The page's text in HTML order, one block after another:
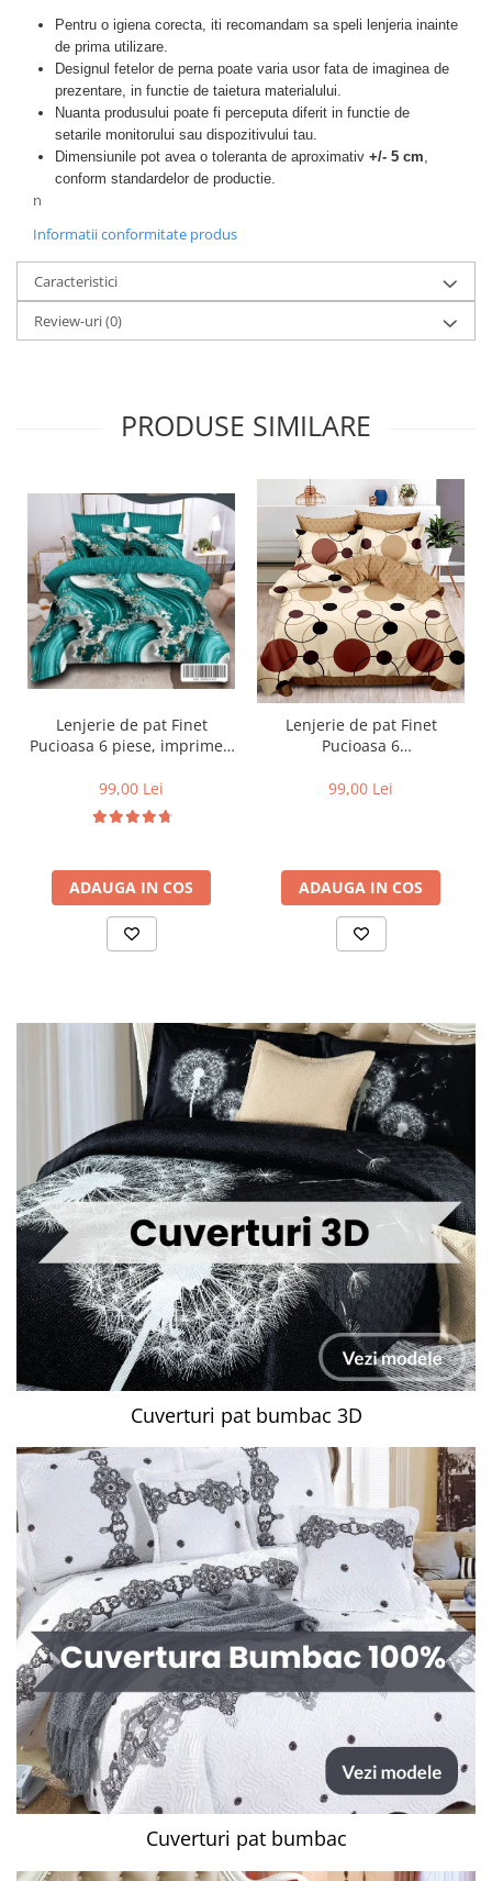
Pentru o igiena corecta, iti recomandam sa speli lenjeria inainte
de prima utilizare.
Designul fetelor de perna poate varia usor fata de imaginea de
prezentare, in functie de taietura materialului.
Nuanta produsului poate fi perceputa diferit in functie de
setarile monitorului sau dispozitivului tau.
Dimensiunile pot avea o toleranta de aproximativ +/- 5 cm
conform standardelor de productie.
n
Informatii conformitate produs
Caracteristici
Review-uri(0)
PRODUSE SIMILARE
Lenjerie de pat Finet
Pucioasa 6 piese, imprimeu
alb și auriu-R619
99,00 Lei
ADAUGA IN COS
Lenjerie de pat Finet
Pucioasa 6
si buline-R369
99,00 Lei
ADAUGA IN COS
Cuverturi pat bumbac 3D
Cuverturi pat bumbac